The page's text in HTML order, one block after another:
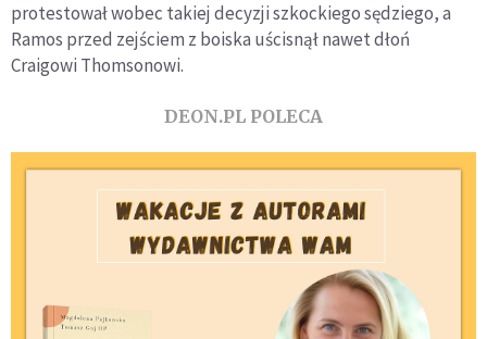
protestował wobec takiej decyzji szkockiego sędziego, a
Ramos przed zejściem z boiska uścisnął nawet dłoń
Craigowi Thomsonowi.
DEON.PL POLECA